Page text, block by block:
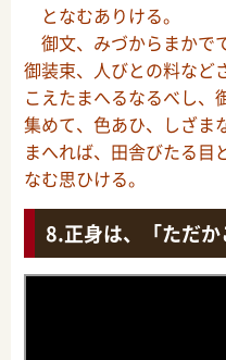
となむありける。
御文、みづからまかで
御装束、人びとの料など
こえたまへるなるべし、
集めて、色あひ、しざま
まへれば、田舎びたる目
なむ思ひける。
正身は、「ただか